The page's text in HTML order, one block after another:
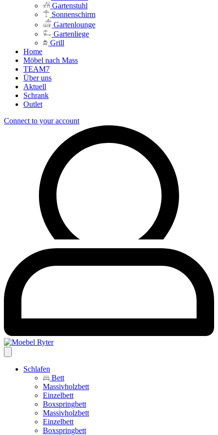
Gartenstuhl
Sonnenschirm
Gartenlounge
Gartenliege
Grill
Home
Möbel nach Mass
TEAM7
Über uns
Aktuell
Schrank
Outlet
Connect to your account
Schlafen
Bett
Massivholzbett
Einzelbett
Boxspringbett
Massivholzbett
Einzelbett
Boxspringbett